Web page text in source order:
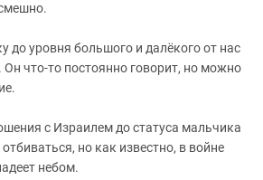
до уровня большого и далёкого от нас
Он что-то постоянно говорит, но можно
с Израилем до статуса мальчика
но как известно, в войне
небом.